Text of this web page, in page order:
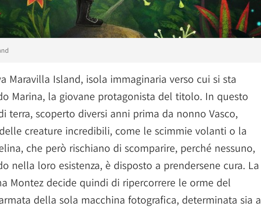
Maravilla Island, isola immaginaria verso cui si sta
Marina, la giovane protagonista del titolo. In questo
terra, scoperto diversi anni prima da nonno Vasco,
creature incredibili, come le scimmie volanti o la
che però rischiano di scomparire, perché nessuno,
nella loro esistenza, è disposto a prendersene cura. La
Montez decide quindi di ripercorrere le orme del
della sola macchina fotografica, determinata sia a